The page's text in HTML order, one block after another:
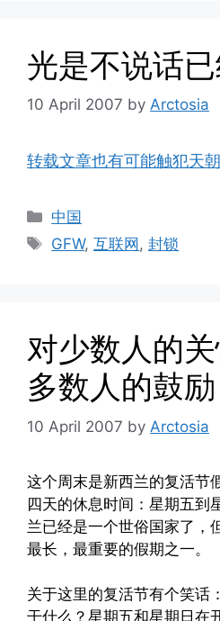
光是不说话
10 April 2007 by Arctosia
转载文章也有可能触犯天朝
Categories
中国
Tags
GFW,互联网 ,封锁
对少数人的
多数人的鼓励
10 April 2007 by Arctosia
这个周末是新西兰的复活节
四天的休息时间：星期五到
兰已经是一个世俗国家了，
最长，最重要的假期之一。
关于这里的复活节有个笑话
干什么？星期五和星期日在